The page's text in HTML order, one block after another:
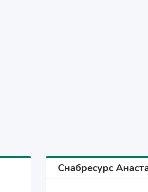
Снабресурс